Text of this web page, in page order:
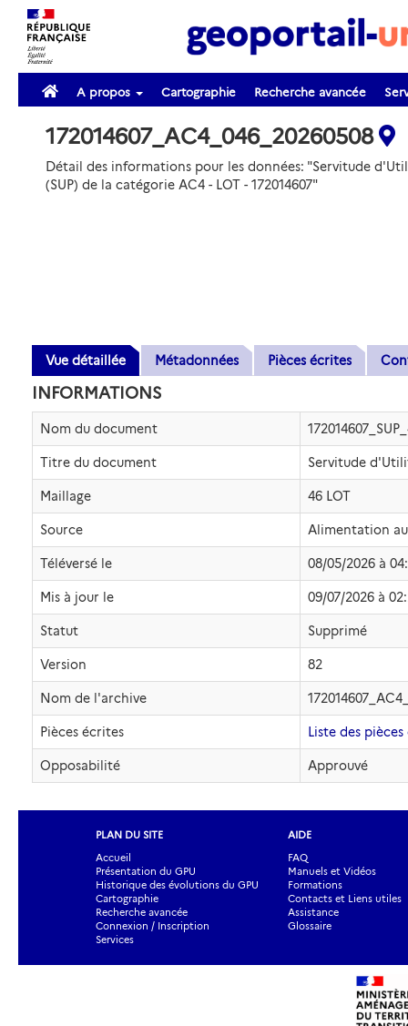
A propos Cartographie Recherche avancée
172014607_AC4_046_20260508
Détail des informations pour les données: "Servitude
(SUP) de la catégorie AC4 - LOT - 172014607"
Vue détaillée Métadonnées Pièces écrites
INFORMATIONS
Nom du document
Titre du document Servitude
Maillage 46 LOT
Source Alimentation
Téléversé le 08/05/2026 à
Mis à jour le 09/07/2026 à
Statut Supprimé
Version 82
Nom de l'archive
Pièces écrites Liste des
Opposabilité Approuvé
PLAN DU SITE
Accueil
Présentation du GPU
Historique des évolutions du GPU
Cartographie
Recherche avancée
Connexion / Inscription
Services
AIDE
FAQ
Manuels et Vidéos
Formations
Contacts et Liens utiles
Assistance
Glossaire